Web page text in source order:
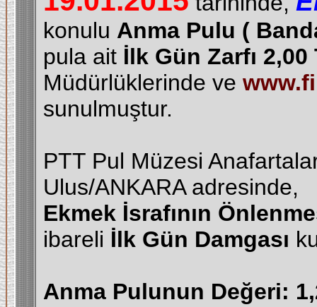
konulu Anma Pulu (
pula ait İlk Gün Zarfı 2,00
Müdürlüklerinde ve
sunulmuştur.
PTT Pul Müzesi
Ulus/ANKARA adresinde,
Ekmek İsrafının
ibareli İlk Gün Damgası
Anma Pulunun Değeri: